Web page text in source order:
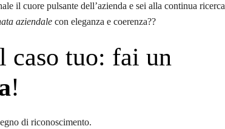
il cuore pulsante dell’azienda e sei alla continua ricerca
aziendale con eleganza e coerenza??
caso tuo: fai un
!
di riconoscimento.